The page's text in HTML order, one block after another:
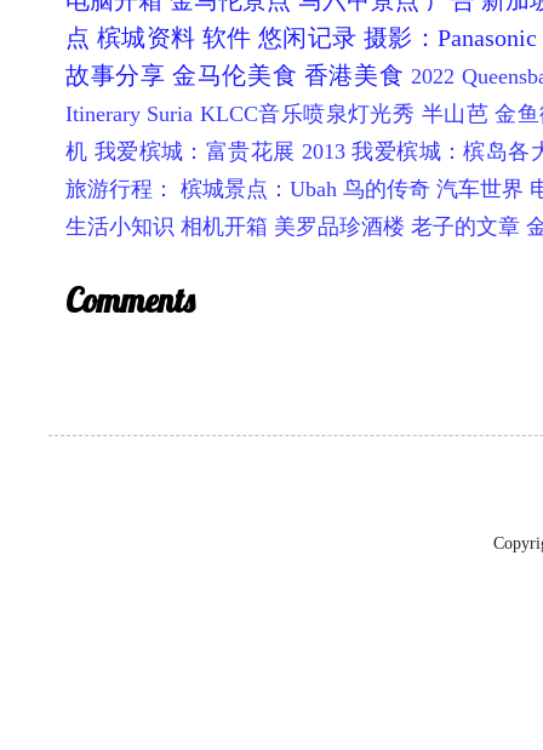
点 槟城资料 软件 悠闲记录 摄影：
故事分享 金马伦美食 香港美食 2022
Itinerary Suria KLCC音乐喷泉灯光秀 半山芭 金
机 我爱槟城：富贵花展 2013 我爱槟城：槟岛各
旅游行程：
槟城景点：Ubah 鸟的传奇 汽车世界
生活小知识 相机开箱 美罗品珍酒楼 老子的文章
Comments